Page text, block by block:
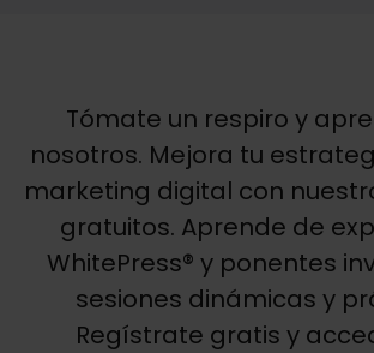
Tómate un respiro y
nosotros. Mejora tu
marketing digital con
gratuitos. Aprende de
WhitePress® y ponentes
sesiones dinámicas y
Regístrate gratis y